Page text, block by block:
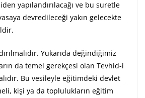
yapılandırılacağı ve bu suretle
devredileceği yakın gelecekte
Yukarıda değindiğimiz
da temel gerekçesi olan Tevhid-i
Bu vesileyle eğitimdeki devlet
kişi ya da toplulukların eğitim